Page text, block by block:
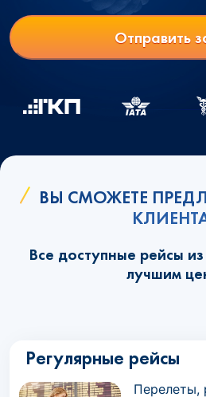
Отправить
ВЫ СМОЖЕТЕ
Все доступные рейсы
лучшим
Регулярные рейсы
Перелеты,